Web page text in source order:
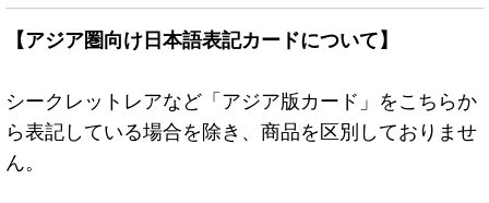
【アジア圏向け日本語表記カードについて】
シークレットレアなど「アジア版カード」をこちらか
ら表記している場合を除き、商品を区別しておりませ
ん。